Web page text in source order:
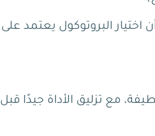
اختيار البروتوكول يعتمد على
مع تزليق الأداة جيدًا قبل